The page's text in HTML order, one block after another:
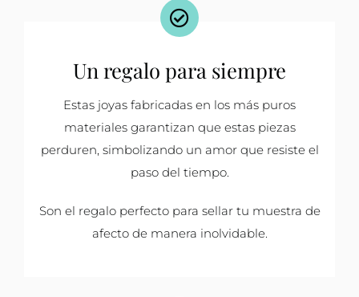
Un regalo para siempre
Estas joyas fabricadas en los más puros
materiales garantizan que estas piezas
perduren, simbolizando un amor que resiste el
paso del tiempo.
Son el regalo perfecto para sellar tu muestra de
afecto de manera inolvidable.